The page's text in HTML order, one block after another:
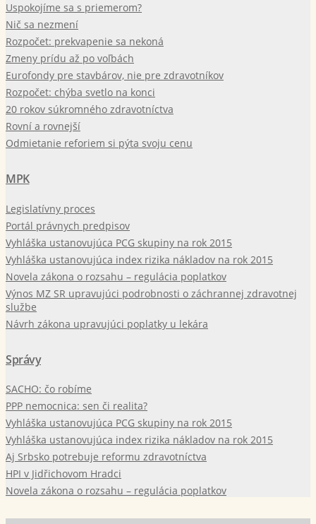
Uspokojíme sa s priemerom?
Nič sa nezmení
Rozpočet: prekvapenie sa nekoná
Zmeny prídu až po voľbách
Eurofondy pre stavbárov, nie pre zdravotníkov
Rozpočet: chýba svetlo na konci
20 rokov súkromného zdravotníctva
Rovní a rovnejší
Odmietanie reforiem si pýta svoju cenu
MPK
Legislatívny proces
Portál právnych predpisov
Vyhláška ustanovujúca PCG skupiny na rok 2015
Vyhláška ustanovujúca index rizika nákladov na rok 2015
Novela zákona o rozsahu – regulácia poplatkov
Výnos MZ SR upravujúci podrobnosti o záchrannej zdravotnej
službe
Návrh zákona upravujúci poplatky u lekára
Správy
SACHO: čo robíme
PPP nemocnica: sen či realita?
Vyhláška ustanovujúca PCG skupiny na rok 2015
Vyhláška ustanovujúca index rizika nákladov na rok 2015
Aj Srbsko potrebuje reformu zdravotníctva
HPI v Jidřichovom Hradci
Novela zákona o rozsahu – regulácia poplatkov